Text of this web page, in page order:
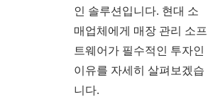
인 솔루션입니다. 현대 소
매업체에게 매장 관리 소프
트웨어가 필수적인 투자인
이유를 자세히 살펴보겠습
니다.